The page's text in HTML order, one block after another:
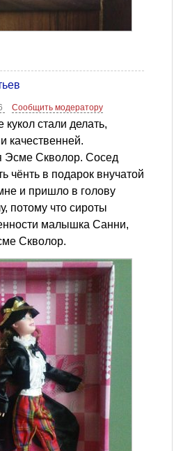
Сообщить модератору
стали делать,
качественней.
Эсме Скволор. Сосед
чёнть в подарок внучатой
и пришло в голову
потому что сироты
малышка Санни,
Скволор.